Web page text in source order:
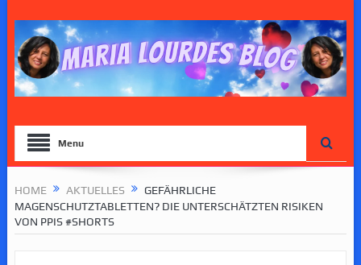
Menu
HOME AKTUELLES
GEFÄHRLICHE
MAGENSCHUTZTABLETTEN? DIE UNTERSCHÄTZTEN RISIKEN
VON PPIS #SHORTS